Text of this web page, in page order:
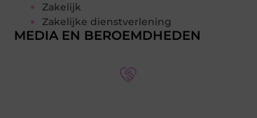
Zakelijk
Zakelijke dienstverlening
MEDIA EN BEROEMDHEDEN